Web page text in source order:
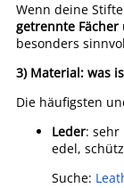
Wenn deine
getrennte Fächer
besonders
3) Material: was
Die häufigsten
Leder: sehr
edel,
Suche: